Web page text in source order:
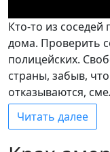
Кто-то из соседей
дома. Проверить
полицейских.
страны, забыв,
отказываются,
Читать далее